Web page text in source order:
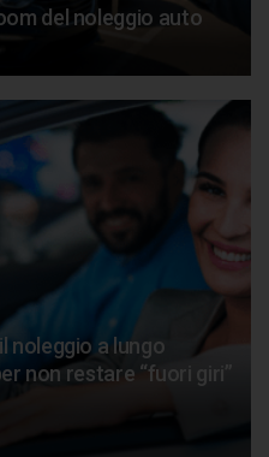
del noleggio auto
noleggio a lungo
non restare “fuori giri”